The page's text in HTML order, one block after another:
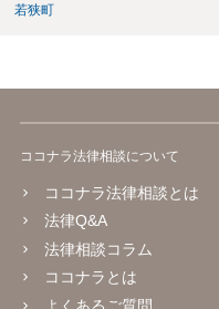
若狭町
ココナラ法律相談について
ココナラ法律相談とは
法律Q&A
法律相談コラム
ココナラとは
よくあるご質問